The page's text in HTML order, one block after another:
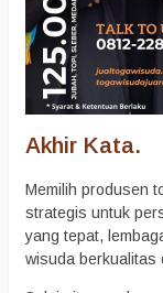
Akhir Kata.
Memilih produsen
strategis untuk
yang tepat,
wisuda berkualitas